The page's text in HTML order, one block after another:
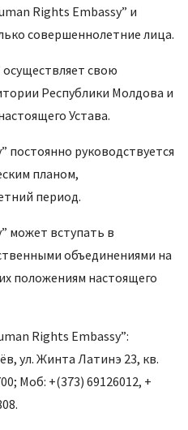
Rights Embassy” и
совершеннолетние лица.
осуществляет свою
Республики Молдова и
Устава.
постоянно руководствуется
планом,
период.
может вступать в
объединениями на
положениям настоящего
Rights Embassy”:
ул. Жинта Латинэ 23, кв.
Моб: +(373) 69126012, +